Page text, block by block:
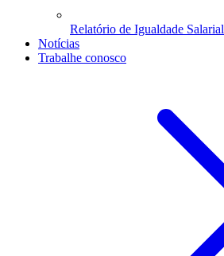
Relatório de Igualdade Salarial
Notícias
Trabalhe conosco